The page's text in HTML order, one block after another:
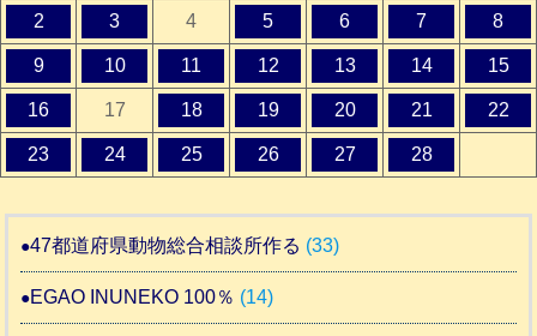
2 3 4 5 6 7 8
9 10 11 12 13 14 15
16 17 18 19 20 21 22
23 24 25 26 27 28
47都道府県動物総合相談所作る (33)
EGAO INUNEKO 100％ (14)